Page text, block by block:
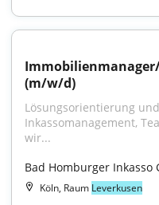
(m/w/d)
Lösungsorientierung
Inkassomanagement,
wir...
Bad Homburger Inkasso
Köln, Raum Leverkusen